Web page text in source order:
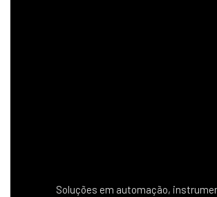
Soluções em automação,